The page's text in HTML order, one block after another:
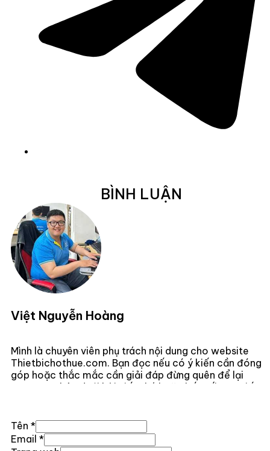
BÌNH LUẬN
Việt Nguyễn Hoàng
Mình là chuyên viên phụ trách nội dung cho website
Thietbichothue.com. Bạn đọc nếu có ý kiến cần đóng
góp hoặc thắc mắc cần giải đáp đừng quên để lại
comment bên dưới bài viết nhé hoặc kết nối trực tiếp
Tên *
Email *